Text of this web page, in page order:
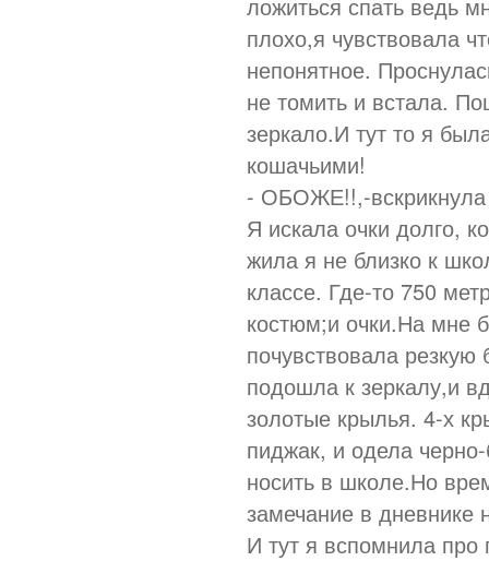
плохо,я чувствовала
непонятное.
не томить и встала.
зеркало.И тут то я
кошачьими!
- ОБОЖЕ!!,-вскрикнула
Я искала очки долго,
жила я не близко к
классе. Где-то 750
костюм;и очки.На мне
почувствовала
подошла к зеркалу,и
золотые крылья. 4-х
пиджак, и одела
носить в школе.Но
замечание в дневнике
И тут я вспомнила про